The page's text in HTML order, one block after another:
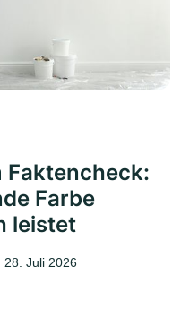
Faktencheck:
Farbe
leistet
28. Juli 2026